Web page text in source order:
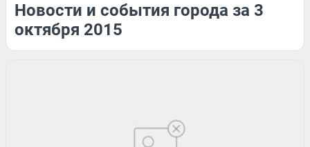
Новости и события города за 3
октября 2015